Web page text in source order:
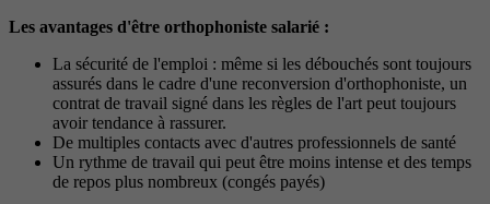
Les avantages d'être orthophoniste salarié :
La sécurité de l'emploi : même si les débouchés sont toujours
assurés dans le cadre d'une reconversion d'orthophoniste, un
contrat de travail signé dans les règles de l'art peut toujours
avoir tendance à rassurer.
De multiples contacts avec d'autres professionnels de santé
Un rythme de travail qui peut être moins intense et des temps
de repos plus nombreux (congés payés)